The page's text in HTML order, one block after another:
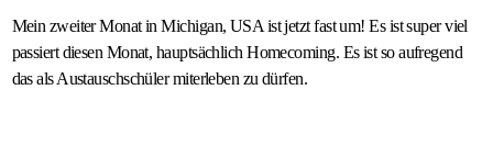
Mein zweiter Monat in Michigan, USA ist jetzt fast um! Es ist super viel
passiert diesen Monat, hauptsächlich Homecoming. Es ist so aufregend
das als Austauschschüler miterleben zu dürfen.